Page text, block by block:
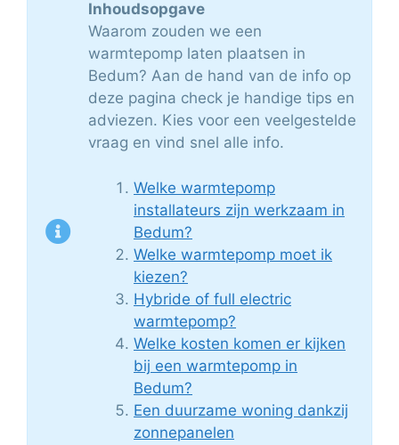
Inhoudsopgave
Waarom zouden we een
warmtepomp laten plaatsen in
Bedum? Aan de hand van de info op
deze pagina check je handige tips en
adviezen. Kies voor een veelgestelde
vraag en vind snel alle info.
Welke warmtepomp
installateurs zijn werkzaam in
Bedum?
Welke warmtepomp moet ik
kiezen?
Hybride of full electric
warmtepomp?
Welke kosten komen er kijken
bij een warmtepomp in
Bedum?
Een duurzame woning dankzij
zonnepanelen